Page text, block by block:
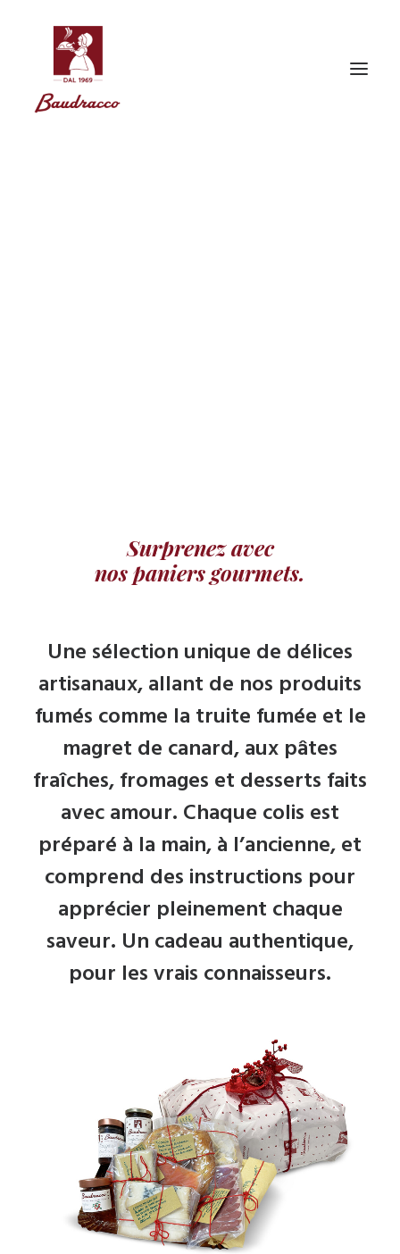
Surprenez avec
nos paniers gourmets.
Une sélection unique de délices
artisanaux, allant de nos produits
fumés comme la truite fumée et le
magret de canard, aux pâtes
fraîches, fromages et desserts faits
avec amour. Chaque colis est
préparé à la main, à l’ancienne, et
comprend des instructions pour
apprécier pleinement chaque
saveur. Un cadeau authentique,
pour les vrais connaisseurs.